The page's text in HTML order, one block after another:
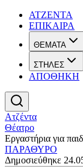
ΑΤΖΕΝΤΑ
ΕΠΙΚΑΙΡΑ
ΘΕΜΑΤΑ
ΣΤΗΛΕΣ
ΑΠΟΘΗΚΗ
Ατζέντα
Θέατρο
Εργαστήρια για
ΠΑΡΑΘΥΡΟ
Δημοσιεύθηκε